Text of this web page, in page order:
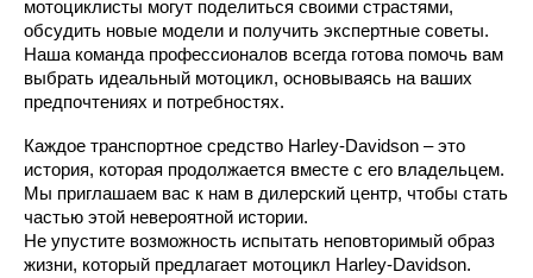
мотоциклисты могут поделиться своими страстями,
обсудить новые модели и получить экспертные советы.
Наша команда профессионалов всегда готова помочь вам
выбрать идеальный мотоцикл, основываясь на ваших
предпочтениях и потребностях.
Каждое транспортное средство Harley-Davidson – это
история, которая продолжается вместе с его владельцем.
Мы приглашаем вас к нам в дилерский центр, чтобы стать
частью этой невероятной истории.
Не упустите возможность испытать неповторимый образ
жизни, который предлагает мотоцикл Harley-Davidson.